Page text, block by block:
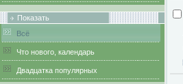
Показать
Всё
Что нового, календарь
Двадцатка популярных